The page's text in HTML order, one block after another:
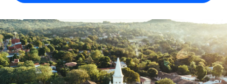
Integra y gestiona a autónomos globalmente.
PEO
Externaliza tareas laborales complejas.
Compáranos con otras empresas.
ETAPAS DE CRECIMIENTO
Startups
Soluciones ágiles de RR. HH. globales y nóminas para
empresas en crecimiento.
Descubre opciones de divisas y tiempos de pago para
autónomos globales.
APRENDIZAJE CON REMOTE
Nederlands
Français
Deutsch